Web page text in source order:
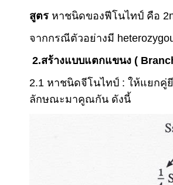
สูตร หาชนิดของฟีโนไทป์ คือ 2
จากกรณีตัวอย่างมี
2.สร้างแบบแตกแขนง (
2.1 หาชนิดจีโนไทป์ : ให้แยกคู่
ลักษณะมาคูณกัน ดังนี้